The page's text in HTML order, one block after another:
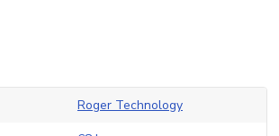
Roger Technology